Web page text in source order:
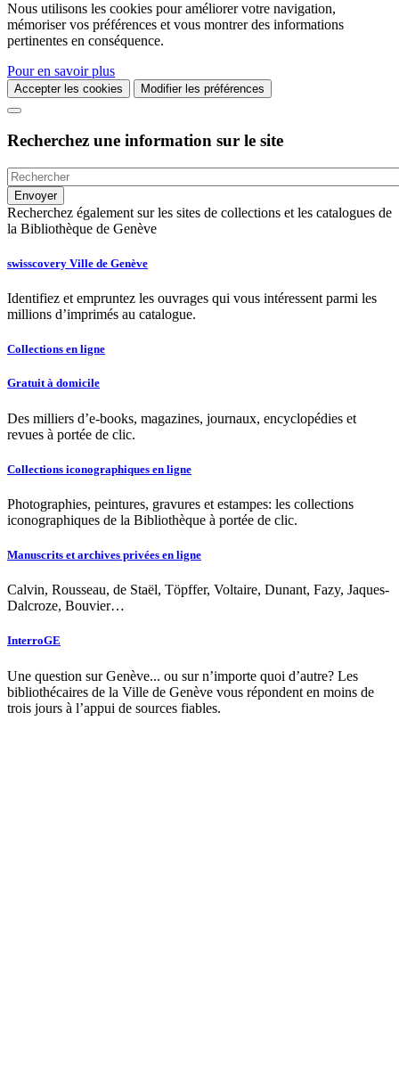
Nous utilisons les cookies pour améliorer votre navigation,
mémoriser vos préférences et vous montrer des informations
pertinentes en conséquence.
Pour en savoir plus
Accepter les cookies Modifier les préférences
Recherchez une information sur le site
Recherchez également sur les sites de collections et les catalogues de
la Bibliothèque de Genève
swisscovery Ville de Genève
Identifiez et empruntez les ouvrages qui vous intéressent parmi les
millions d’imprimés au catalogue.
Collections en ligne
Gratuit à domicile
Des milliers d’e-books, magazines, journaux, encyclopédies et
revues à portée de clic.
Collections iconographiques en ligne
Photographies, peintures, gravures et estampes: les collections
iconographiques de la Bibliothèque à portée de clic.
Manuscrits et archives privées en ligne
Calvin, Rousseau, de Staël, Töpffer, Voltaire, Dunant, Fazy, Jaques-
Dalcroze, Bouvier…
InterroGE
Une question sur Genève... ou sur n’importe quoi d’autre? Les
bibliothécaires de la Ville de Genève vous répondent en moins de
trois jours à l’appui de sources fiables.